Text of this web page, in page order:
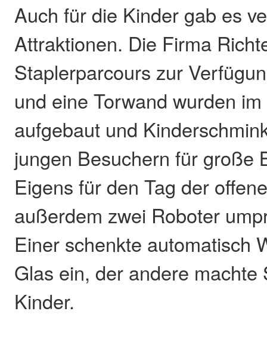
Auch für die Kinder gab es
Attraktionen. Die Firma
Staplerparcours zur
und eine Torwand wurden
aufgebaut und
jungen Besuchern für große
Eigens für den Tag der
außerdem zwei Roboter
Einer schenkte automatisch
Glas ein, der andere machte
Kinder.